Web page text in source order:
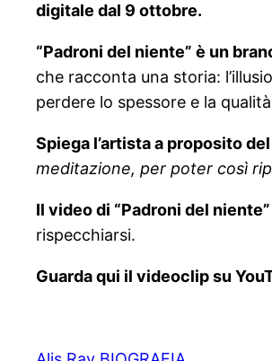
digitale dal 9 ottobre.
“Padroni del niente” è un
che racconta una storia:
perdere lo spessore e la
Spiega l’artista a proposito
meditazione, per poter così
Il video di “Padroni del niente”
rispecchiarsi.
Guarda qui il videoclip su